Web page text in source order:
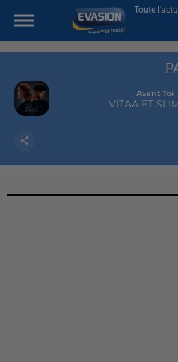
Toute
Avant Toi
VITAA ET